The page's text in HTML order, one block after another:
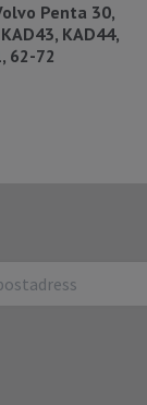
Penta 30,
KAD44,
62-72